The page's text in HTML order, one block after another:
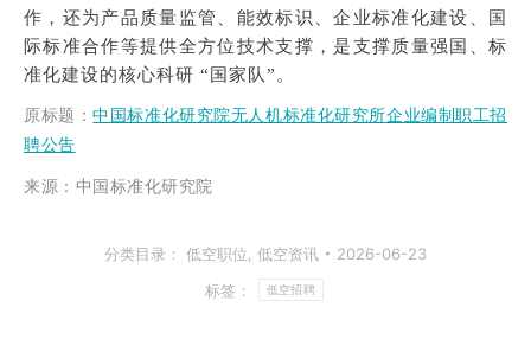
作，还为产品质量监管、能效标识、企业标准化建设、国
际标准合作等提供全方位技术支撑，是支撑质量强国、标
准化建设的核心科研 “国家队”。
原标题 ：中国标准化研究院无人机标准化研究所企业编制职工招
聘公告
来源：中国标准化研究院
分类目录： 低空职位 低空资讯
2026-06-23
标签：
低空招聘